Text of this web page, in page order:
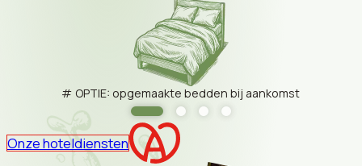
OPTIE: opgemaakte bedden bij aankomst
Onze hoteldiensten